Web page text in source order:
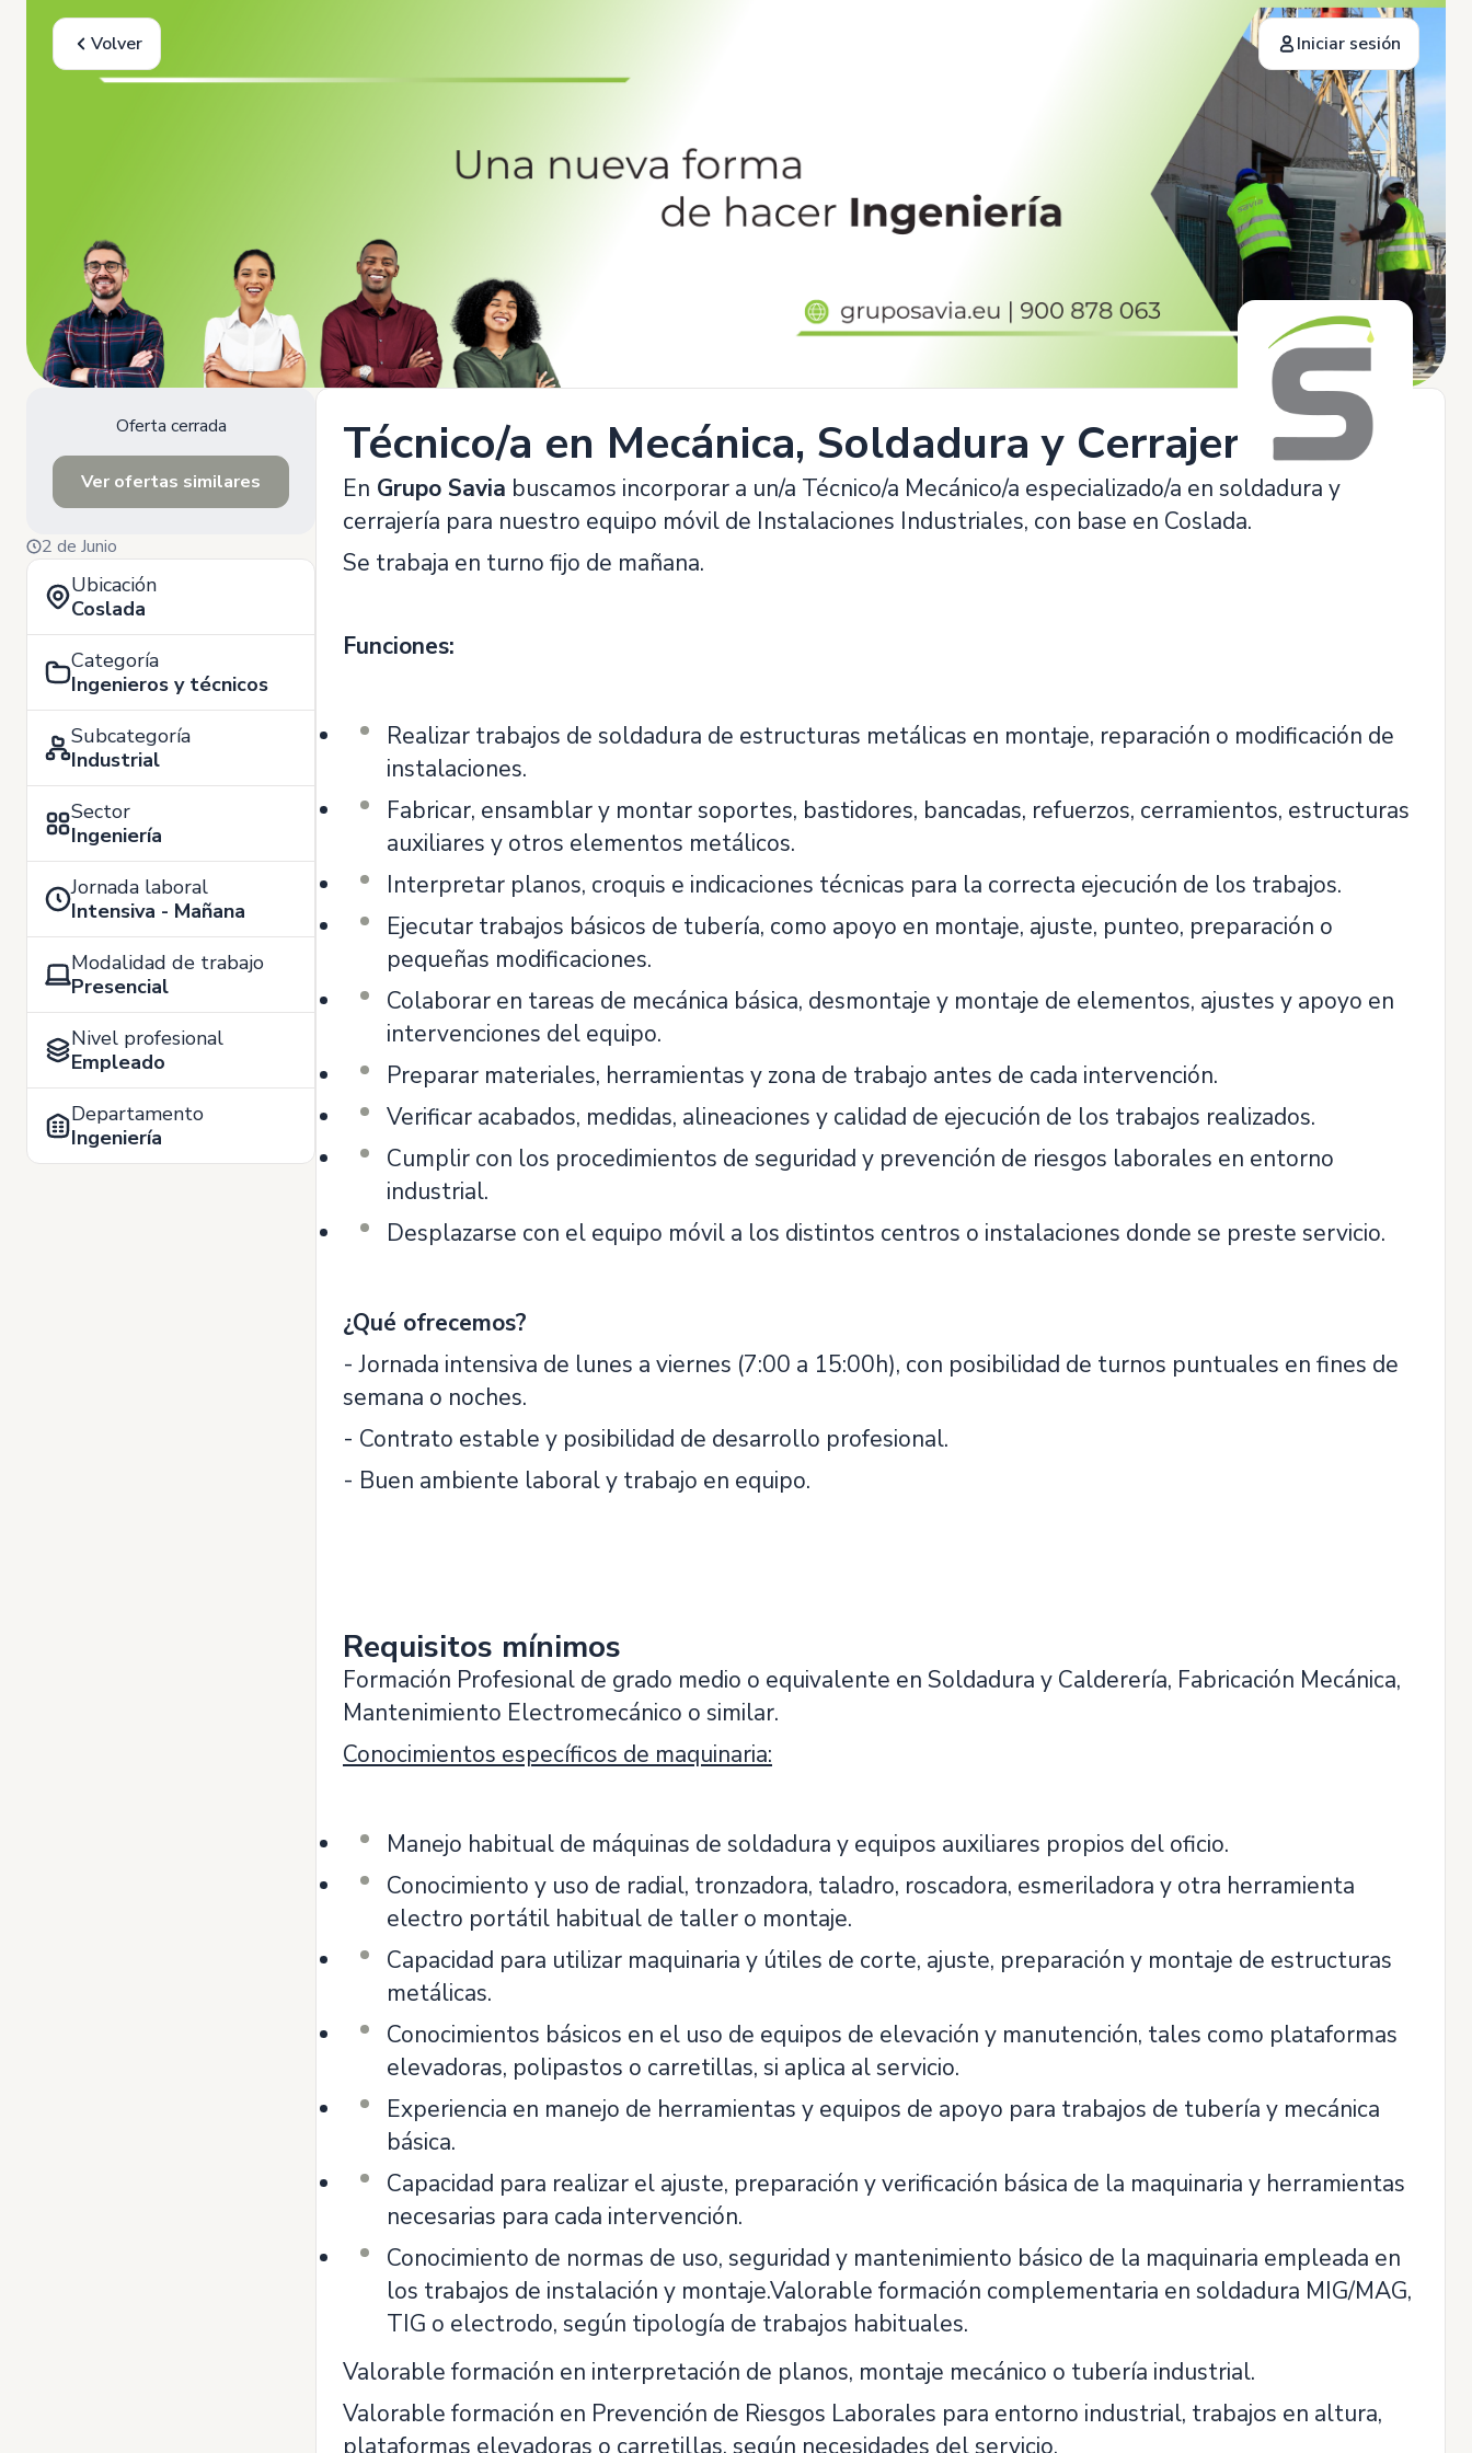
Volver Iniciar sesión
Oferta cerrada
Ver ofertas similares
2 de Junio
Ubicación
Coslada
Categoría
Ingenieros y técnicos
Subcategoría
Industrial
Sector
Ingeniería
Jornada laboral
Intensiva - Mañana
Modalidad de trabajo
Presencial
Nivel profesional
Empleado
Departamento
Ingeniería
Técnico/a en Mecánica, Soldadura y Cerrajería
En Grupo Savia buscamos incorporar a un/a Técnico/a Mecánico/a especializado/a en soldadura y
cerrajería para nuestro equipo móvil de Instalaciones Industriales, con base en Coslada.
Se trabaja en turno fijo de mañana.
Funciones:
Realizar trabajos de soldadura de estructuras metálicas en montaje, reparación o modificación de
instalaciones.
Fabricar, ensamblar y montar soportes, bastidores, bancadas, refuerzos, cerramientos, estructuras
auxiliares y otros elementos metálicos.
Interpretar planos, croquis e indicaciones técnicas para la correcta ejecución de los trabajos.
Ejecutar trabajos básicos de tubería, como apoyo en montaje, ajuste, punteo, preparación o
pequeñas modificaciones.
Colaborar en tareas de mecánica básica, desmontaje y montaje de elementos, ajustes y apoyo en
intervenciones del equipo.
Preparar materiales, herramientas y zona de trabajo antes de cada intervención.
Verificar acabados, medidas, alineaciones y calidad de ejecución de los trabajos realizados.
Cumplir con los procedimientos de seguridad y prevención de riesgos laborales en entorno
industrial.
Desplazarse con el equipo móvil a los distintos centros o instalaciones donde se preste servicio.
¿Qué ofrecemos?
- Jornada intensiva de lunes a viernes (7:00 a 15:00h), con posibilidad de turnos puntuales en fines de
semana o noches.
- Contrato estable y posibilidad de desarrollo profesional.
- Buen ambiente laboral y trabajo en equipo.
Requisitos mínimos
Formación Profesional de grado medio o equivalente en Soldadura y Calderería, Fabricación Mecánica,
Mantenimiento Electromecánico o similar.
Conocimientos específicos de maquinaria:
Manejo habitual de máquinas de soldadura y equipos auxiliares propios del oficio.
Conocimiento y uso de radial, tronzadora, taladro, roscadora, esmeriladora y otra herramienta
electro portátil habitual de taller o montaje.
Capacidad para utilizar maquinaria y útiles de corte, ajuste, preparación y montaje de estructuras
metálicas.
Conocimientos básicos en el uso de equipos de elevación y manutención, tales como plataformas
elevadoras, polipastos o carretillas, si aplica al servicio.
Experiencia en manejo de herramientas y equipos de apoyo para trabajos de tubería y mecánica
básica.
Capacidad para realizar el ajuste, preparación y verificación básica de la maquinaria y herramientas
necesarias para cada intervención.
Conocimiento de normas de uso, seguridad y mantenimiento básico de la maquinaria empleada en
los trabajos de instalación y montaje.Valorable formación complementaria en soldadura MIG/MAG,
TIG o electrodo, según tipología de trabajos habituales.
Valorable formación en interpretación de planos, montaje mecánico o tubería industrial.
Valorable formación en Prevención de Riesgos Laborales para entorno industrial, trabajos en altura,
plataformas elevadoras o carretillas, según necesidades del servicio.